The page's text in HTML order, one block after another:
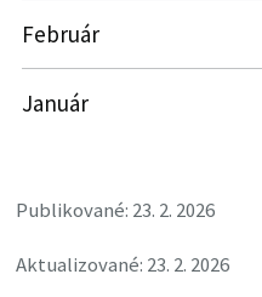
Február
Január
Publikované: 23. 2. 2026
Aktualizované: 23. 2. 2026